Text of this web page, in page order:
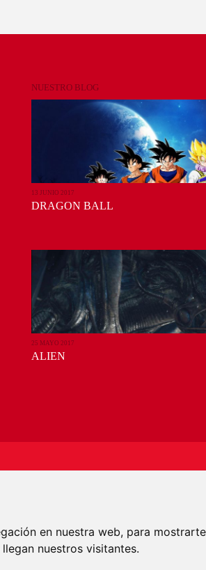
en nuestra web, para
nuestros visitantes.
NUESTRO BLOG
13 JUNIO 2017
DRAGON BALL
25 MAYO 2017
ALIEN